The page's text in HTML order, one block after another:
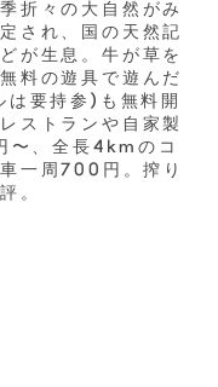
折々の大自然がみ
され、国の天然記
が生息。牛が草を
料の遊具で遊んだ
は要持参)も無料開
ストランや自家製
〜、全長4kmのコ
一周700円。搾り
。